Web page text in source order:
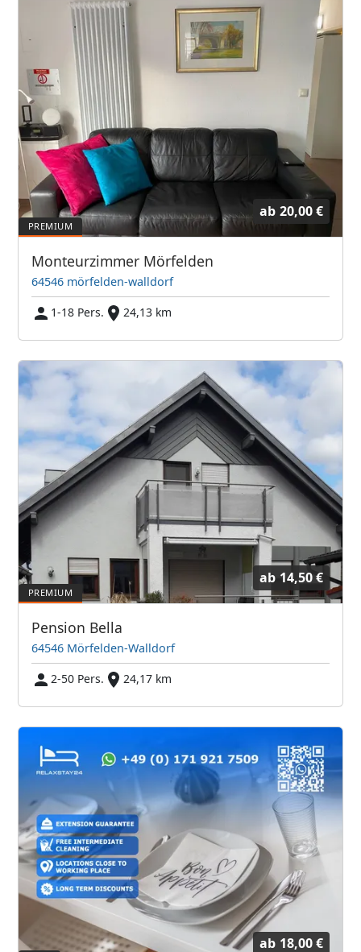
ab 20,00 €
Monteurzimmer Mörfelden
64546 mörfelden-walldorf
1-18 Pers.
24,13 km
ab 14,50 €
Pension Bella
64546 Mörfelden-Walldorf
2-50 Pers.
24,17 km
ab 18,00 €